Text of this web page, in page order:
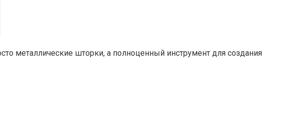
металлические шторки, а полноценный инструмент для создания